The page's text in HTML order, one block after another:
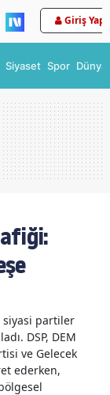
Giriş Yap
Siyaset Spor Dünya
siyasi partiler
DSP, DEM
ve Gelecek
ederken,